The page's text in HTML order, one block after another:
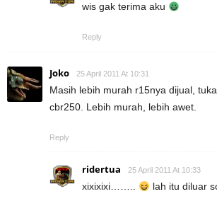
wis gak terima aku
Reply
Joko 25 April 2011 At 10:31
Masih lebih murah r15nya dijual,
cbr250. Lebih murah, lebih awet.
Reply
ridertua 25 April 2011 At 10:33
xixixixi…….. lah itu diluar